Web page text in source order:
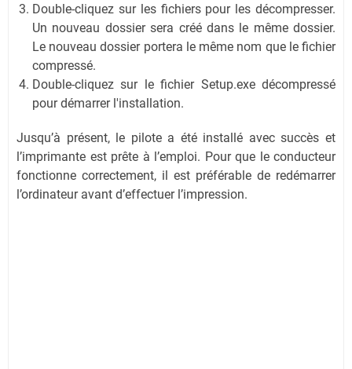
Double-cliquez sur les fichiers pour les décompresser.
Un nouveau dossier sera créé dans le même dossier.
Le nouveau dossier portera le même nom que le fichier
compressé.
Double-cliquez sur le fichier Setup.exe décompressé
pour démarrer l'installation.
Jusqu’à présent, le pilote a été installé avec succès et
l’imprimante est prête à l’emploi. Pour que le conducteur
fonctionne correctement, il est préférable de redémarrer
l’ordinateur avant d’effectuer l’impression.